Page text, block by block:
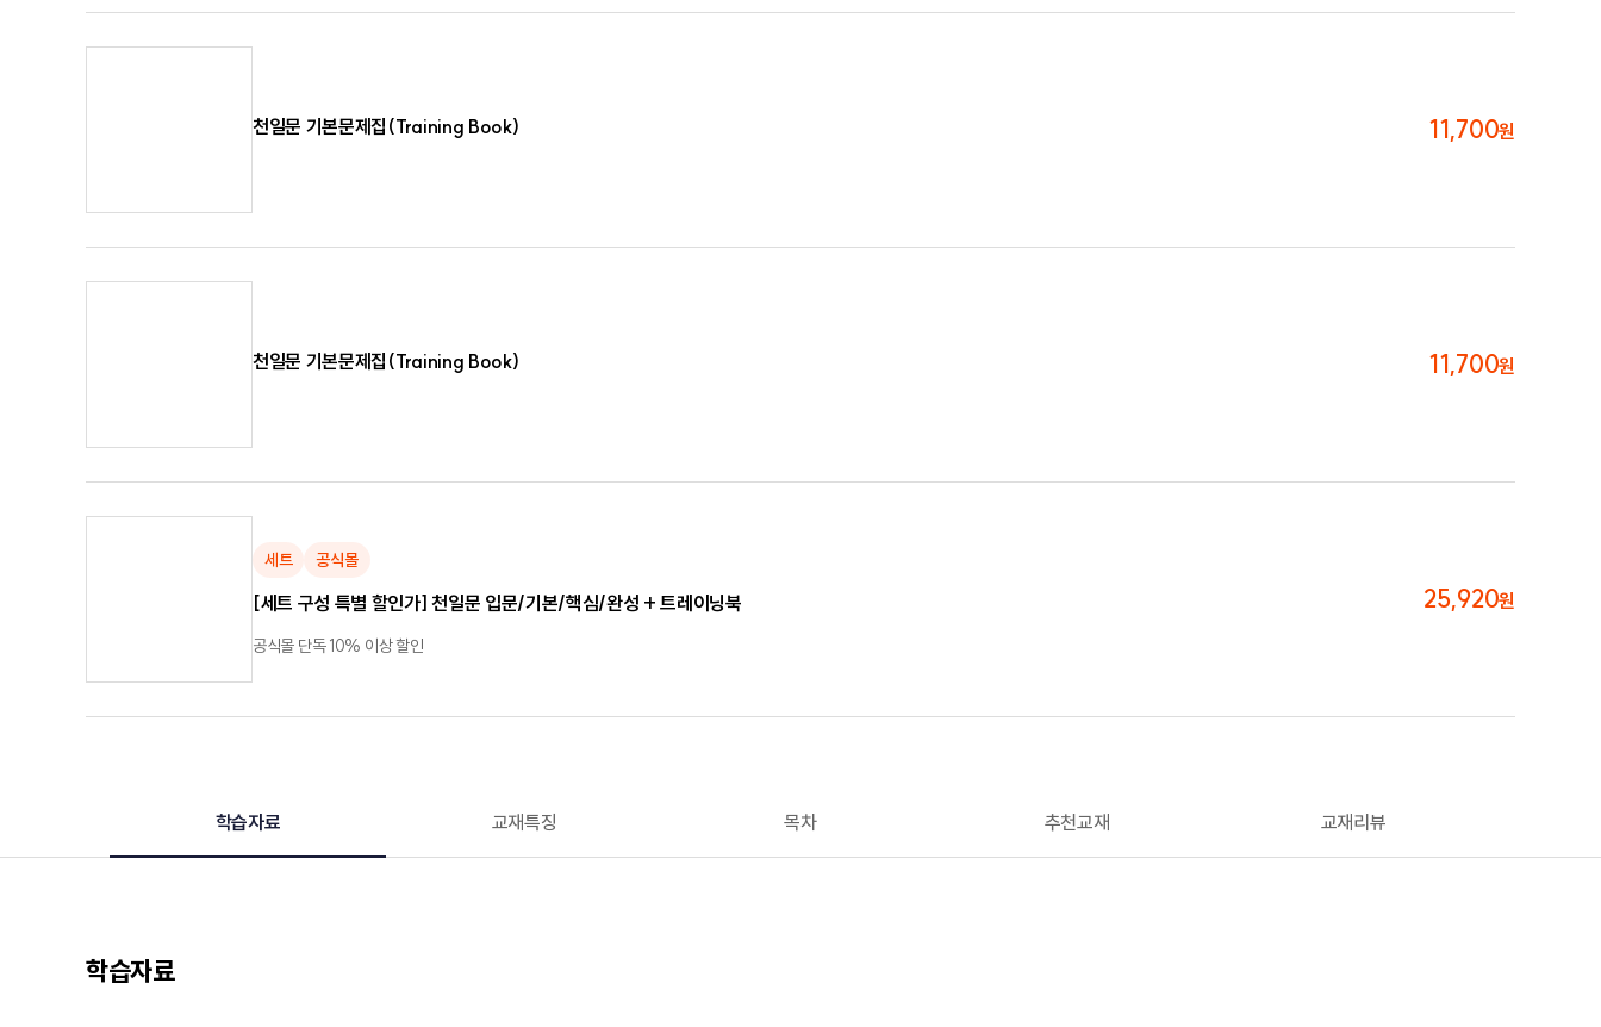
천일문 기본문제집(Training Book) 11,700원
천일문 기본문제집(Training Book) 11,700원
세트 공식몰
[세트 구성 특별 할인가] 천일문 입문/기본/핵심/완성 + 트레이닝북
공식몰 단독 10% 이상 할인
25,920원
학습자료 교재특징 목차 추천교재 교재리뷰
학습자료